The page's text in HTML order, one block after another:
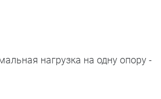
нагрузка на одну опору -